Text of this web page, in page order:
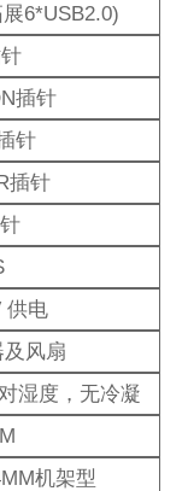
6*USB2.0)
插针
针
插针
供电
及风扇
湿度，无冷凝
机架型